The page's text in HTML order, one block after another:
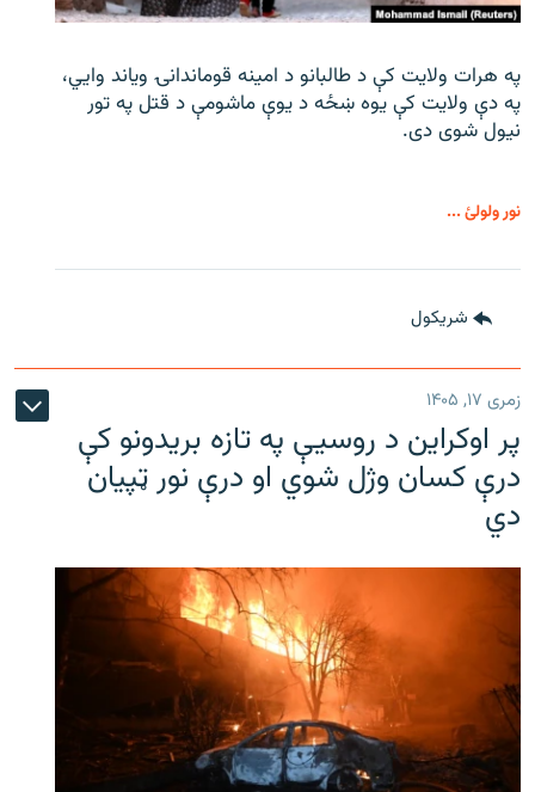
په هرات ولایت کې د طالبانو د امینه قوماندانۍ ویاند وايي،
په دې ولایت کې یوه ښځه د یوې ماشومې د قتل په تور
نیول شوی دی.
نور ولولئ ...
شريکول
زمری ۱۷, ۱۴۰۵
پر اوکراین د روسیې په تازه بریدونو کې
درې کسان وژل شوي او درې نور ټپیان
دي